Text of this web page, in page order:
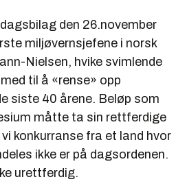
den 26.november
miljøvernsjefene i norsk
Nielsen, hvike svimlende
til å «rense» opp
siste 40 årene. Beløp som
måtte ta sin rettferdige
konkurranse fra et land hvor
ikke er på dagsordenen.
urettferdig.